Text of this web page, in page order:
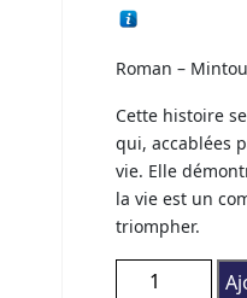
Roman –
Cette histoire
qui, accablées
vie. Elle
la vie est un
triompher.
quantité de